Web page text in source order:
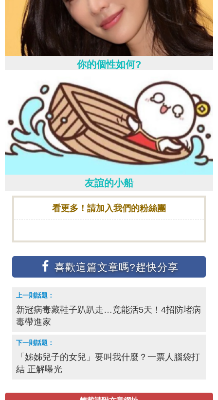
你的個性如何?
友誼的小船
看更多！請加入我們的粉絲團
新冠病毒藏鞋子趴趴走…竟能活5天！4招防堵病
毒帶進家
「姊姊兒子的女兒」要叫我什麼？一票人腦袋打
結 正解曝光